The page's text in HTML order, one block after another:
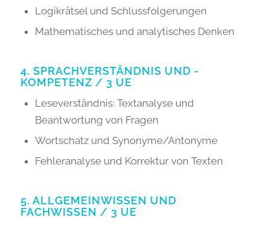
Logikrätsel und Schlussfolgerungen
Mathematisches und analytisches Denken
4. SPRACHVERSTÄNDNIS UND -
KOMPETENZ / 3 UE
Leseverständnis: Textanalyse und
Beantwortung von Fragen
Wortschatz und Synonyme/Antonyme
Fehleranalyse und Korrektur von Texten
5. ALLGEMEINWISSEN UND
FACHWISSEN / 3 UE